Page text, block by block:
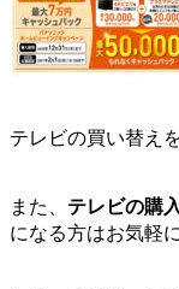
テレビの買い替え
また、 テレビの購
になる方はお気軽